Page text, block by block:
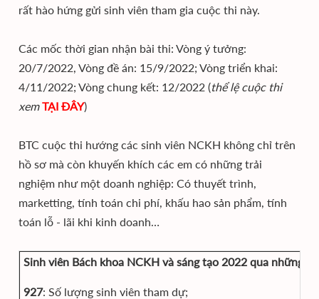
rất hào hứng gửi sinh viên tham gia cuộc thi này.
Các mốc thời gian nhận bài thi: Vòng ý tưởng:
20/7/2022, Vòng đề án: 15/9/2022; Vòng triển khai:
4/11/2022; Vòng chung kết: 12/2022 (thể lệ cuộc thi
xem TẠI ĐÂY)
BTC cuộc thi hướng các sinh viên NCKH không chỉ trên
hồ sơ mà còn khuyến khích các em có những trải
nghiệm như một doanh nghiệp: Có thuyết trình,
marketting, tính toán chi phí, khấu hao sản phẩm, tính
toán lỗ - lãi khi kinh doanh…
Sinh viên Bách khoa NCKH và sáng tạo 2022 qua những
927: Số lượng sinh viên tham dự;